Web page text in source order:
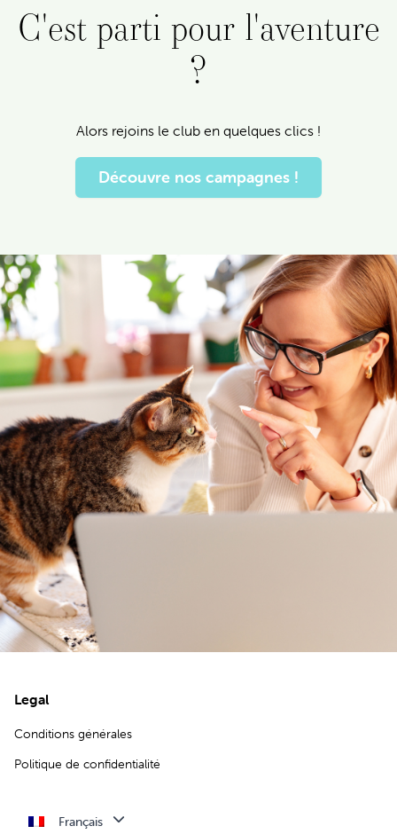
C'est parti pour l'aventure
?
Alors rejoins le club en quelques clics !
Découvre nos campagnes !
Legal
Conditions générales
Politique de confidentialité
Français